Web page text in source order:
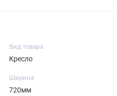
Вид товара
Кресло
Ширина
720мм